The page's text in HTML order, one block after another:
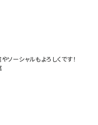
ーシャルもよろしくです！